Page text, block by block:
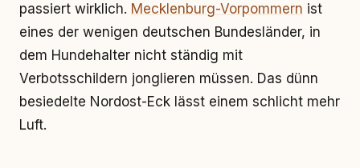
passiert wirklich. Mecklenburg-Vorpommern ist
eines der wenigen deutschen Bundesländer, in
dem Hundehalter nicht ständig mit
Verbotsschildern jonglieren müssen. Das dünn
besiedelte Nordost-Eck lässt einem schlicht mehr
Luft.